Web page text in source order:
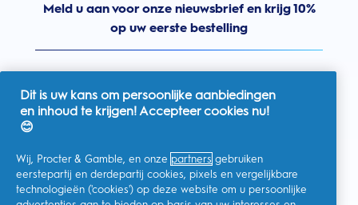
Meld u aan voor onze nieuwsbrief en krijg 10%
op uw eerste bestelling
Ik geef toestemming voor het ontvangen van
Dit is uw kans om persoonlijke aanbiedingen
en inhoud te krijgen! Accepteer cookies nu!
😊
Wij, Procter & Gamble, en onze partners gebruiken
eerstepartij en derdepartij cookies, pixels en vergelijkbare
technologieën ('cookies') op deze website om u persoonlijke